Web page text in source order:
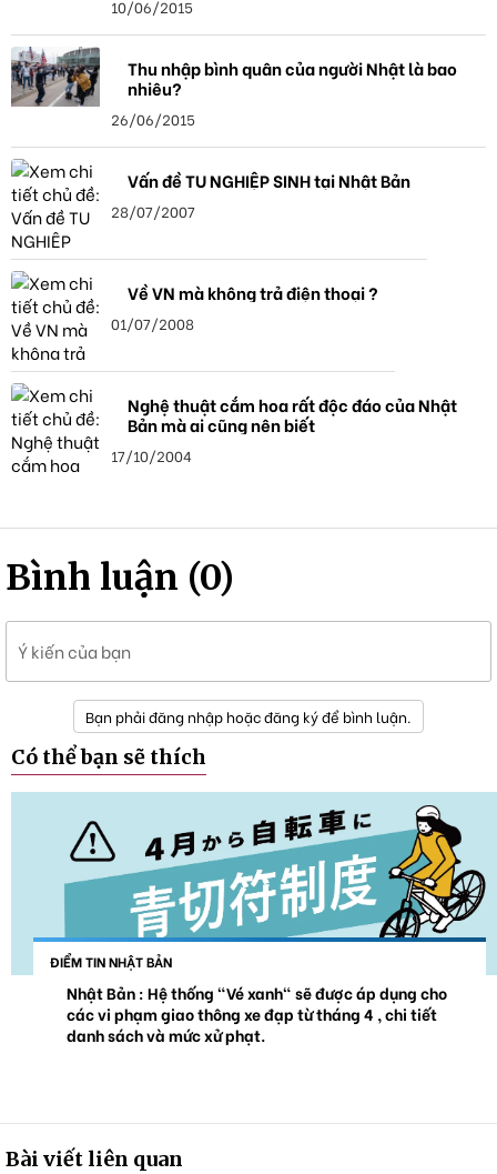
10/06/2015
Thu nhập bình quân của người Nhật là bao
nhiêu?
26/06/2015
Vấn đề TU NGHIỆP SINH tại Nhật Bản
28/07/2007
Về VN mà không trả điện thoại ?
01/07/2008
Nghệ thuật cắm hoa rất độc đáo của Nhật
Bản mà ai cũng nên biết
17/10/2004
Bình luận (0)
Ý kiến của bạn
Bạn phải đăng nhập hoặc đăng ký để bình luận.
Có thể bạn sẽ thích
ĐIỂM TIN NHẬT BẢN
Nhật Bản : Hệ thống "Vé xanh" sẽ được áp dụng cho
các vi phạm giao thông xe đạp từ tháng 4 , chi tiết
danh sách và mức xử phạt.
Bài viết liên quan